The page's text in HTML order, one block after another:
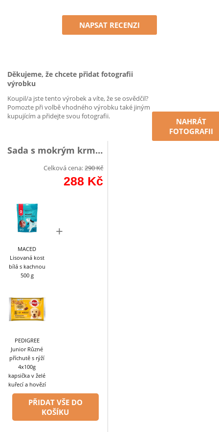
NAPSAT RECENZI
Děkujeme, že chcete přidat fotografii
výrobku
Koupil/a jste tento výrobek a víte, že se osvědčil?
Pomozte při volbě vhodného výrobku také jiným
kupujícím a přidejte svou fotografii.
NAHRÁT
FOTOGRAFII
Sada s mokrým krmivo
Celková cena:290Kč
288 Kč
MACED
Lisovaná kost
bílá s kachnou
500 g
+
PEDIGREE
Junior Různé
příchutě s rýží
4x100g
kapsička v želé
kuřecí a hovězí
PŘIDAT VŠE DO
KOŠÍKU